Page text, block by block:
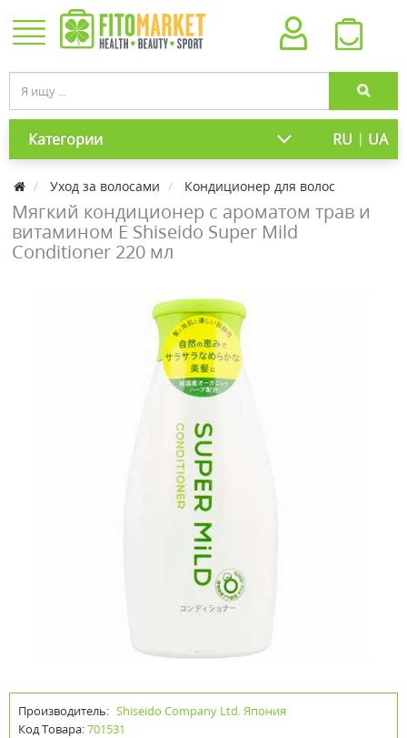
Категории RU | UA
Уход за волосами Кондиционер для волос
Мягкий кондиционер с ароматом трав и
витамином Е Shiseido Super Mild
Conditioner 220 мл
Производитель: Shiseido Company Ltd. Япония
Код Товара:701531